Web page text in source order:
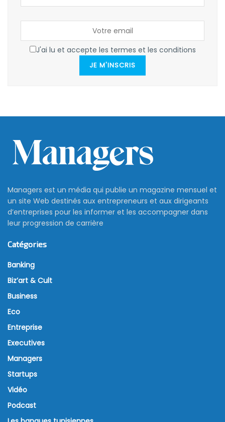
J'ai lu et accepte les termes et les conditions
JE M'INSCRIS
Managers est un média qui publie un magazine mensuel et
un site Web destinés aux entrepreneurs et aux dirigeants
d’entreprises pour les informer et les accompagner dans
leur progression de carrière
Catégories
Banking
Biz’art & Cult
Business
Eco
Entreprise
Executives
Managers
Startups
Vidéo
Podcast